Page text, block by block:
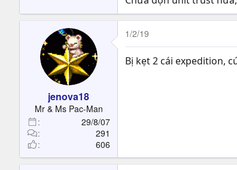
jenova18
Mr & Ms Pac-Man
29/8/07
291
606
1/2/19
Bị kẹt 2 cái expedition,